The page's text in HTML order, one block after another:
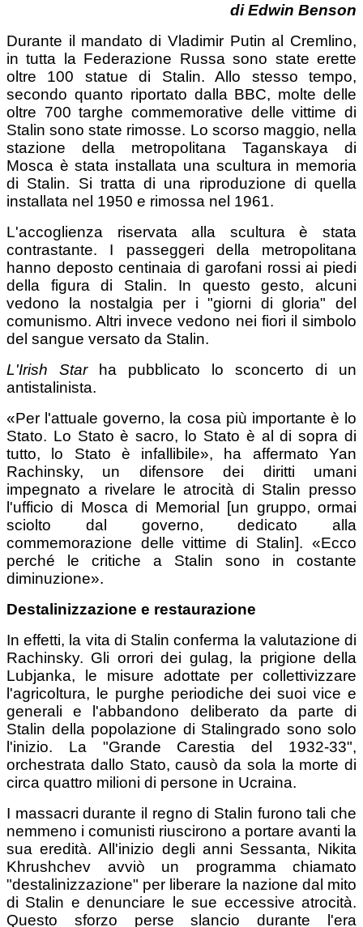
di Edwin Benson
Durante il mandato di Vladimir Putin al Cremlino,
in tutta la Federazione Russa sono state erette
oltre 100 statue di Stalin. Allo stesso tempo,
secondo quanto riportato dalla BBC, molte delle
oltre 700 targhe commemorative delle vittime di
Stalin sono state rimosse. Lo scorso maggio, nella
stazione della metropolitana Taganskaya di
Mosca è stata installata una scultura in memoria
di Stalin. Si tratta di una riproduzione di quella
installata nel 1950 e rimossa nel 1961.
L'accoglienza riservata alla scultura è stata
contrastante. I passeggeri della metropolitana
hanno deposto centinaia di garofani rossi ai piedi
della figura di Stalin. In questo gesto, alcuni
vedono la nostalgia per i "giorni di gloria" del
comunismo. Altri invece vedono nei fiori il simbolo
del sangue versato da Stalin.
L'Irish Star
ha pubblicato lo sconcerto di un
antistalinista.
«Per l'attuale governo, la cosa più importante è lo
Stato. Lo Stato è sacro, lo Stato è al di sopra di
tutto, lo Stato è infallibile», ha affermato Yan
Rachinsky, un difensore dei diritti umani
impegnato a rivelare le atrocità di Stalin presso
l'ufficio di Mosca di Memorial [un gruppo, ormai
sciolto dal governo, dedicato alla
commemorazione delle vittime di Stalin]. «Ecco
perché le critiche a Stalin sono in costante
diminuzione».
Destalinizzazione e restaurazione
In effetti, la vita di Stalin conferma la valutazione di
Rachinsky. Gli orrori dei gulag, la prigione della
Lubjanka, le misure adottate per collettivizzare
l'agricoltura, le purghe periodiche dei suoi vice e
generali e l'abbandono deliberato da parte di
Stalin della popolazione di Stalingrado sono solo
l'inizio. La "Grande Carestia del 1932-33",
orchestrata dallo Stato, causò da sola la morte di
circa quattro milioni di persone in Ucraina.
I massacri durante il regno di Stalin furono tali che
nemmeno i comunisti riuscirono a portare avanti la
sua eredità. All'inizio degli anni Sessanta, Nikita
Khrushchev avviò un programma chiamato
"destalinizzazione" per liberare la nazione dal mito
di Stalin e denunciare le sue eccessive atrocità.
Questo sforzo perse slancio durante l'era